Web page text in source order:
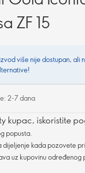
ZF 15
više nije dostupan, ali
2-7 dana
kupac, iskoristite
popusta.
dijeljenje kada pozovete
uz kupovinu određenog